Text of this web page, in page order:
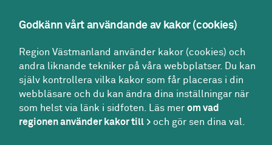
Region Västmanlands intranät
Följ oss
Facebook
LinkedIn
Twitter
Godkänn vårt användande av kakor (cookies)
Region Västmanland använder kakor (cookies) och
andra liknande tekniker på våra webbplatser. Du kan
själv kontrollera vilka kakor som får placeras i din
webbläsare och du kan ändra dina inställningar när
som helst via länk i sidfoten. Läs merom vad
regionen använder kakor till
och gör sen dina val.